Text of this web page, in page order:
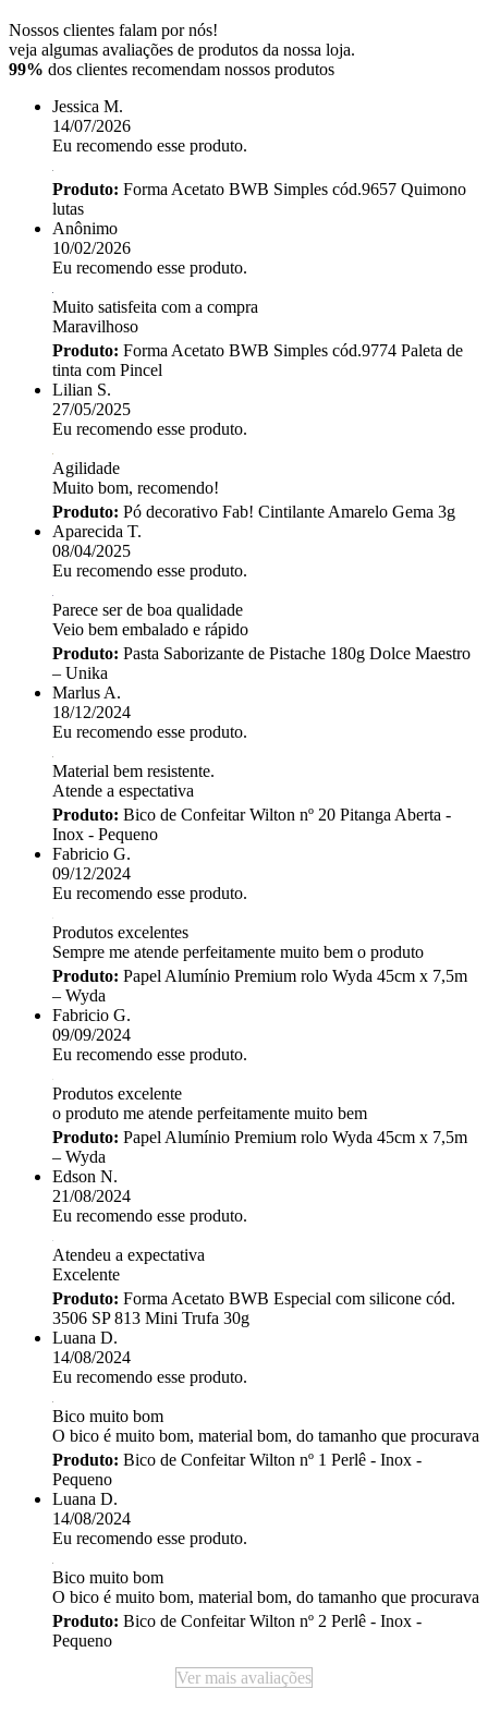
Nossos clientes falam por nós!
veja algumas avaliações de produtos da nossa loja.
99% dos clientes recomendam nossos produtos
Jessica M.
14/07/2026
Eu recomendo esse produto.
Produto: Forma Acetato BWB Simples cód.9657 Quimono
lutas
Anônimo
10/02/2026
Eu recomendo esse produto.
Muito satisfeita com a compra
Maravilhoso
Produto: Forma Acetato BWB Simples cód.9774 Paleta de
tinta com Pincel
Lilian S.
27/05/2025
Eu recomendo esse produto.
Agilidade
Muito bom, recomendo!
Produto: Pó decorativo Fab! Cintilante Amarelo Gema 3g
Aparecida T.
08/04/2025
Eu recomendo esse produto.
Parece ser de boa qualidade
Veio bem embalado e rápido
Produto: Pasta Saborizante de Pistache 180g Dolce Maestro
– Unika
Marlus A.
18/12/2024
Eu recomendo esse produto.
Material bem resistente.
Atende a espectativa
Produto: Bico de Confeitar Wilton nº 20 Pitanga Aberta -
Inox - Pequeno
Fabricio G.
09/12/2024
Eu recomendo esse produto.
Produtos excelentes
Sempre me atende perfeitamente muito bem o produto
Produto: Papel Alumínio Premium rolo Wyda 45cm x 7,5m
– Wyda
Fabricio G.
09/09/2024
Eu recomendo esse produto.
Produtos excelente
o produto me atende perfeitamente muito bem
Produto: Papel Alumínio Premium rolo Wyda 45cm x 7,5m
– Wyda
Edson N.
21/08/2024
Eu recomendo esse produto.
Atendeu a expectativa
Excelente
Produto: Forma Acetato BWB Especial com silicone cód.
3506 SP 813 Mini Trufa 30g
Luana D.
14/08/2024
Eu recomendo esse produto.
Bico muito bom
O bico é muito bom, material bom, do tamanho que procurava
Produto: Bico de Confeitar Wilton nº 1 Perlê - Inox -
Pequeno
Luana D.
14/08/2024
Eu recomendo esse produto.
Bico muito bom
O bico é muito bom, material bom, do tamanho que procurava
Produto: Bico de Confeitar Wilton nº 2 Perlê - Inox -
Pequeno
Ver mais avaliações